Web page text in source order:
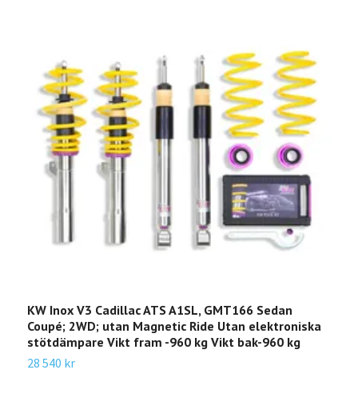
KW Inox V3 Cadillac ATS A1SL, GMT166 Sedan
Coupé; 2WD; utan Magnetic Ride Utan elektroniska
stötdämpare Vikt fram -960 kg Vikt bak-960 kg
28 540 kr